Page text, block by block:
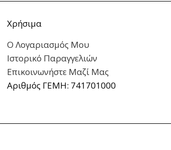
Χρήσιμα
Ο Λογαριασμός Μου
Ιστορικό Παραγγελιών
Επικοινωνήστε Μαζί Μας
Αριθμός ΓΕΜΗ: 741701000